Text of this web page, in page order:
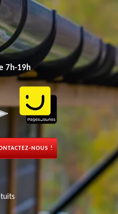
7h-19h
NOUS !